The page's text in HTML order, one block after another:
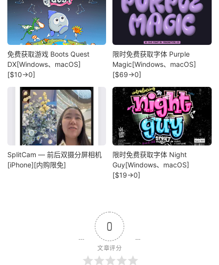
免费获取游戏 Boots Quest
DX[Windows、macOS]
[$10→0]
限时免费获取字体 Purple
Magic[Windows、macOS]
[$69→0]
SplitCam — 前后双摄分屏相机
[iPhone][内购限免]
限时免费获取字体 Night
Guy[Windows、macOS]
[$19→0]
0
文章评分